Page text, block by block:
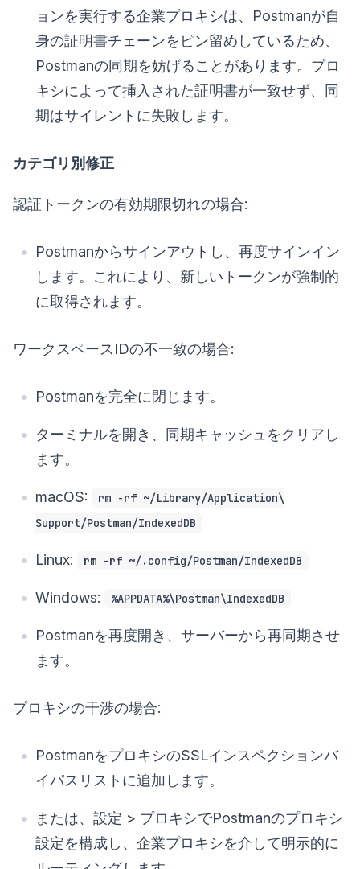
ョンを実行する企業プロキシは、Postmanが自
身の証明書チェーンをピン留めしているため、
Postmanの同期を妨げることがあります。プロ
キシによって挿入された証明書が一致せず、同
期はサイレントに失敗します。
カテゴリ別修正
認証トークンの有効期限切れの場合:
Postmanからサインアウトし、再度サインイン
します。これにより、新しいトークンが強制的
に取得されます。
ワークスペースIDの不一致の場合:
Postmanを完全に閉じます。
ターミナルを開き、同期キャッシュをクリアし
ます。
macOS:
rm -rf ~/Library/Application\
Support/Postman/IndexedDB
Linux: rm -rf ~/.config/Postman/IndexedDB
Windows: %APPDATA%\Postman\IndexedDB
Postmanを再度開き、サーバーから再同期させ
ます。
プロキシの干渉の場合:
PostmanをプロキシのSSLインスペクションバ
イパスリストに追加します。
または、設定 > プロキシでPostmanのプロキシ
設定を構成し、企業プロキシを介して明示的に